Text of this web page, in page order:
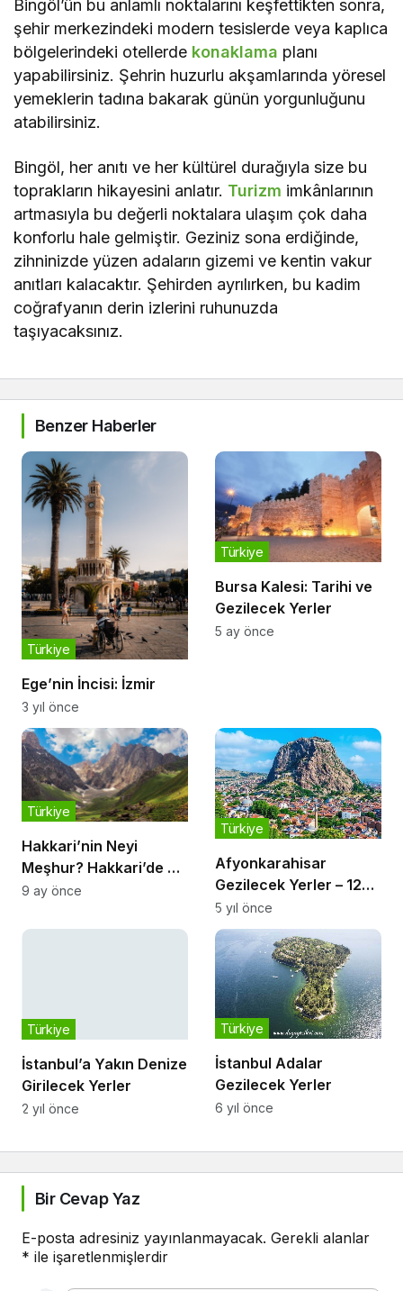
Bingöl’ün bu anlamlı noktalarını keşfettikten sonra,
şehir merkezindeki modern tesislerde veya kaplıca
bölgelerindeki otellerde konaklama planı
yapabilirsiniz. Şehrin huzurlu akşamlarında yöresel
yemeklerin tadına bakarak günün yorgunluğunu
atabilirsiniz.
Bingöl, her anıtı ve her kültürel durağıyla size bu
toprakların hikayesini anlatır. Turizm imkânlarının
artmasıyla bu değerli noktalara ulaşım çok daha
konforlu hale gelmiştir. Geziniz sona erdiğinde,
zihninizde yüzen adaların gizemi ve kentin vakur
anıtları kalacaktır. Şehirden ayrılırken, bu kadim
coğrafyanın derin izlerini ruhunuzda
taşıyacaksınız.
Benzer Haberler
Ege’nin İncisi: İzmir
Türkiye
3 yıl önce
Bursa Kalesi: Tarihi ve
Gezilecek Yerler
Türkiye
5 ay önce
Hakkari’nin Neyi
Meşhur? Hakkari’de Ne
Yenir?
Türkiye
9 ay önce
Afyonkarahisar
Gezilecek Yerler – 12
Duraklı Şehir Rehberi
Türkiye
5 yıl önce
İstanbul’a Yakın Denize
Girilecek Yerler
2 yıl önce
İstanbul Adalar
Gezilecek Yerler
Türkiye
6 yıl önce
Bir Cevap Yaz
E-posta adresiniz yayınlanmayacak. Gerekli alanlar
* ile işaretlenmişlerdir